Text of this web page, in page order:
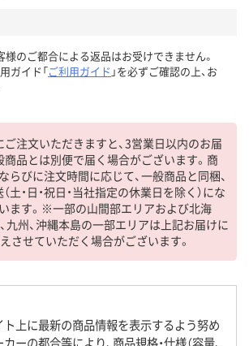
様のご都合による返品はお受けできません。
ガイド「ご利用ガイド 」を必ずご確認の上、お
注文いただきますと、3営業日以内のお届
商品とは別便で届く場合がございます。商
らびに注文時間に応じて、一般商品と同梱、
土・日・祝日・当社指定の休業日を除く）にな
ます。※一部の山間部エリアおよび北海
、九州、沖縄本島の一部エリアは上記お届けに
させていただく場合がございます。
ト上に最新の商品情報を表示するよう努め
ーの都合等により、商品規格・仕様（容量、